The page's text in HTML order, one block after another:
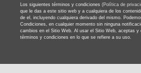
Los siguientes términos y condiciones (Política de
que le das a este sitio web y a cualquiera de los
de el, incluyendo cualquiera derivado del mismo.
Condiciones, en cualquier momento sin ninguna
cambios en el Sitio Web. Al usar el Sitio Web, aceptas y
términos y condiciones en lo que se refiere a su uso.